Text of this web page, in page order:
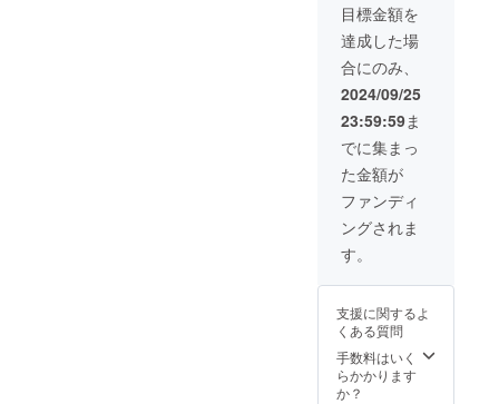
くださ
い こち
らでも
分かる
ように
してお
きます
※交通費
等は支
援者様
ご負担
でお願
いいた
時2024
年12月
下旬頃
時間
18:30~
19:00頃
目標金額を
達成した場
合にのみ、
2024/09/25
23:59:59ま
でに集まっ
た金額が
ファンディ
ングされま
す。
支援に関するよ
くある質問
手数料はいく
らかかります
か？